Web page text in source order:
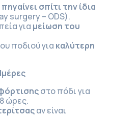
πηγαίνει σπίτι την ίδια
surgery – ODS).
για μείωση του
ποδιού για καλύτερη
στο πόδι για
ώρες.
αν είναι